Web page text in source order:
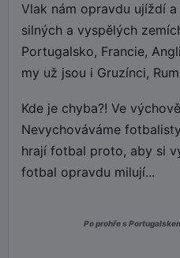
Vlak nám opravdu ujíždí
silných a vyspělých
Portugalsko, Francie,
my už jsou i Gruzínci,
Kde je chyba?! Ve
Nevychováváme
hrají fotbal proto, aby si
fotbal opravdu milují...
Po prohře s